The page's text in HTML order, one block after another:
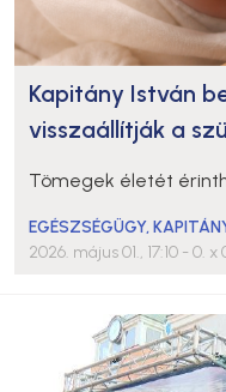
Kapitány István
visszaállítják a
Tömegek életét
EGÉSZSÉGÜGY,
2026. május 01., 17:10 - 0. x